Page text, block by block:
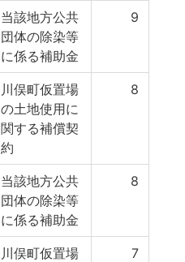
当該地方公共
団体の除染等
に係る補助金
9
川俣町仮置場
の土地使用に
関する補償契
約
8
当該地方公共
団体の除染等
に係る補助金
8
川俣町仮置場
7